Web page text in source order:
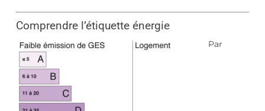
Comprendre l’étiquette énergie
Par